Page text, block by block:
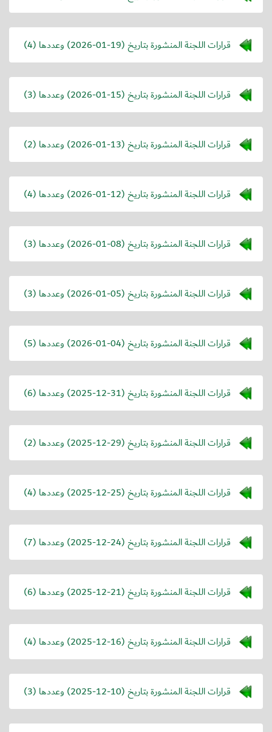
قرارات اللجنة المنشورة بتاريخ (2026-01-19) وعددها (4)
قرارات اللجنة المنشورة بتاريخ (2026-01-15) وعددها (3)
قرارات اللجنة المنشورة بتاريخ (2026-01-13) وعددها (2)
قرارات اللجنة المنشورة بتاريخ (2026-01-12) وعددها (4)
قرارات اللجنة المنشورة بتاريخ (2026-01-08) وعددها (3)
قرارات اللجنة المنشورة بتاريخ (2026-01-05) وعددها (3)
قرارات اللجنة المنشورة بتاريخ (2026-01-04) وعددها (5)
قرارات اللجنة المنشورة بتاريخ (2025-12-31) وعددها (6)
قرارات اللجنة المنشورة بتاريخ (2025-12-29) وعددها (2)
قرارات اللجنة المنشورة بتاريخ (2025-12-25) وعددها (4)
قرارات اللجنة المنشورة بتاريخ (2025-12-24) وعددها (7)
قرارات اللجنة المنشورة بتاريخ (2025-12-21) وعددها (6)
قرارات اللجنة المنشورة بتاريخ (2025-12-16) وعددها (4)
قرارات اللجنة المنشورة بتاريخ (2025-12-10) وعددها (3)